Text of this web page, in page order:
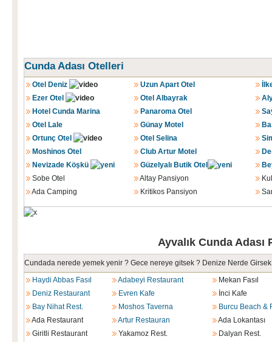
Cunda Adası Otelleri
Otel Deniz Uzun Apart Otel
Ezer Otel
Otel Albayrak
Hotel Cunda Marina
Panaroma Otel
Otel Lale
Günay Motel
Ortunç Otel
Otel Selina
Moshinos Otel
Club Artur Motel
Nevizade Köşkü
Güzelyalı Butik Otel
Sobe Otel
Altay Pansiyon
Ada Camping
Kritikos Pansiyon
Ayvalık Cunda Adası
Cundada nerede yemek yenir ? Gece nereye gitsek ? Denize Nerde
Haydi Abbas Fasıl
Adabeyi Restaurant
Mekan Fasıl
Deniz Restaurant
Evren Kafe
İnci Kafe
Bay Nihat Rest.
Moshos Taverna
Burcu Beach &
Ada Restaurant
Artur Restauran
Ada Lokantası
Giritli Restaurant
Yakamoz Rest.
Dalyan Rest.